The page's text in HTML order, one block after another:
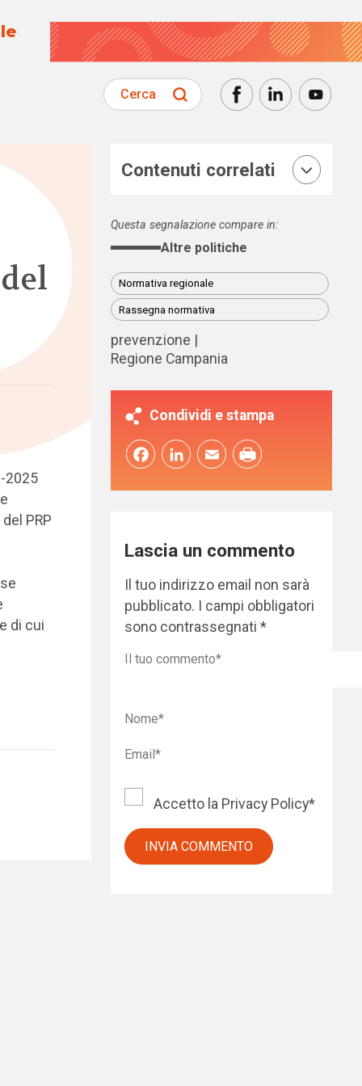
Cerca
2025
PRP
di cui
Contenuti correlati
Questa segnalazione compare in:
Altre politiche
Normativa regionale
Rassegna normativa
prevenzione
Regione Campania
Condividi e stampa
FacebookLinkedInEmail
Lascia un commento
Il tuo indirizzo email non sarà
pubblicato. I campi obbligatori
sono contrassegnati*
Accetto la Privacy Policy*